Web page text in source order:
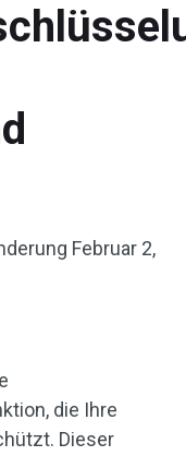
Februar 2,
die Ihre
Dieser